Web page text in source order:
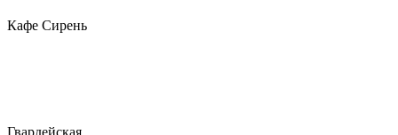
Кафе Сирень
Гвардейская